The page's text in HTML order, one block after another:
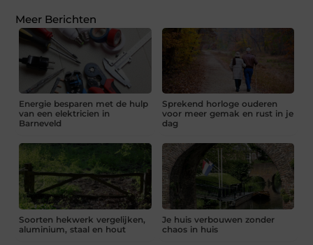
Meer Berichten
Energie besparen met de hulp
van een elektricien in
Barneveld
Sprekend horloge ouderen
voor meer gemak en rust in je
dag
Soorten hekwerk vergelijken,
aluminium, staal en hout
Je huis verbouwen zonder
chaos in huis